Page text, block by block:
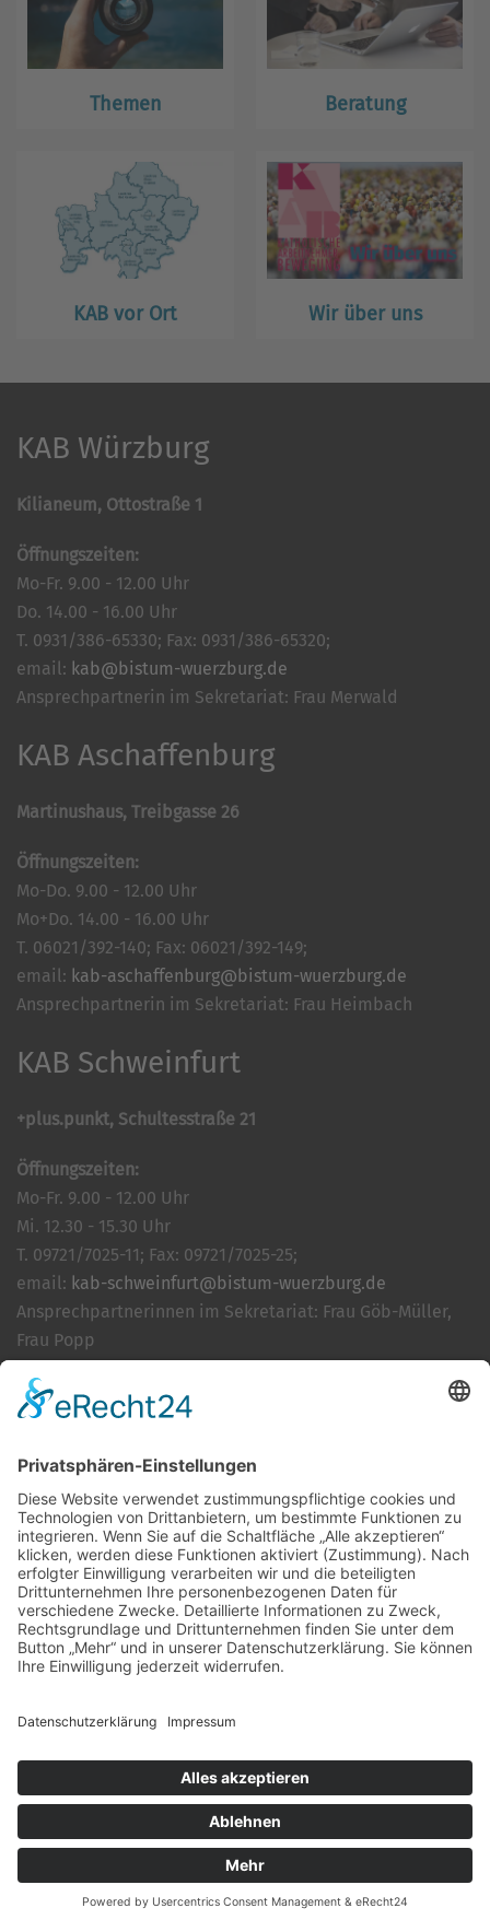
Themen Beratung
KAB vor Ort Wir über uns
KAB Würzburg
Kilianeum, Ottostraße 1
Öffnungszeiten:
Mo-Fr. 9.00 - 12.00 Uhr
Do. 14.00 - 16.00 Uhr
T. 0931/386-65330; Fax: 0931/386-65320;
email: kab@bistum-wuerzburg.de
Ansprechpartnerin im Sekretariat: Frau Merwald
KAB Aschaffenburg
Martinushaus, Treibgasse 26
Öffnungszeiten:
Mo-Do. 9.00 - 12.00 Uhr
Mo+Do. 14.00 - 16.00 Uhr
T. 06021/392-140; Fax: 06021/392-149;
email: kab-aschaffenburg@bistum-wuerzburg.de
Ansprechpartnerin im Sekretariat: Frau Heimbach
KAB Schweinfurt
+plus.punkt, Schultesstraße 21
Öffnungszeiten:
Mo-Fr. 9.00 - 12.00 Uhr
Mi. 12.30 - 15.30 Uhr
T. 09721/7025-11; Fax: 09721/7025-25;
email: kab-schweinfurt@bistum-wuerzburg.de
Ansprechpartnerinnen im Sekretariat: Frau Göb-Müller,
Frau Popp
Cookie-Einstellungen
Kontakt
Login
Impressum